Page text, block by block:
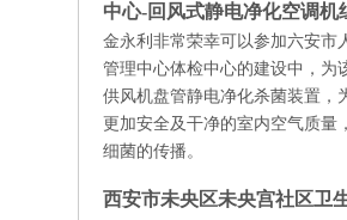
中心-回风式静电净化空调机
金永利非常荣幸可以参加六安市
管理中心体检中心的建设中，为
供风机盘管静电净化杀菌装置，
更加安全及干净的室内空气质量
细菌的传播。
西安市未央区未央宫社区卫